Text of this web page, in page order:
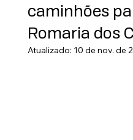
caminhões
Romaria dos
Atualizado: 10 de nov. de